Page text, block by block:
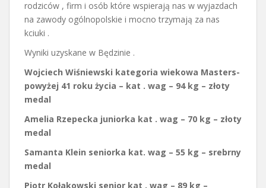
rodziców , firm i osób które wspierają nas w wyjazdach
na zawody ogólnopolskie i mocno trzymają za nas
kciuki .
Wyniki uzyskane w Będzinie .
Wojciech Wiśniewski kategoria wiekowa Masters-
powyżej 41 roku życia – kat . wag – 94 kg – złoty
medal
Amelia Rzepecka juniorka kat . wag – 70 kg – złoty
medal
Samanta Klein seniorka kat. wag – 55 kg – srebrny
medal
Piotr Kołakowski senior kat . wag – 89 kg –